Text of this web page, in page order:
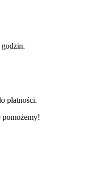
płatności.